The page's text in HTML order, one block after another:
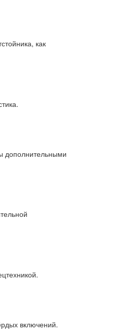
как
дополнительными
включений.